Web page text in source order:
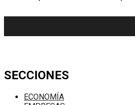
SECCIONES
ECONOMÍA